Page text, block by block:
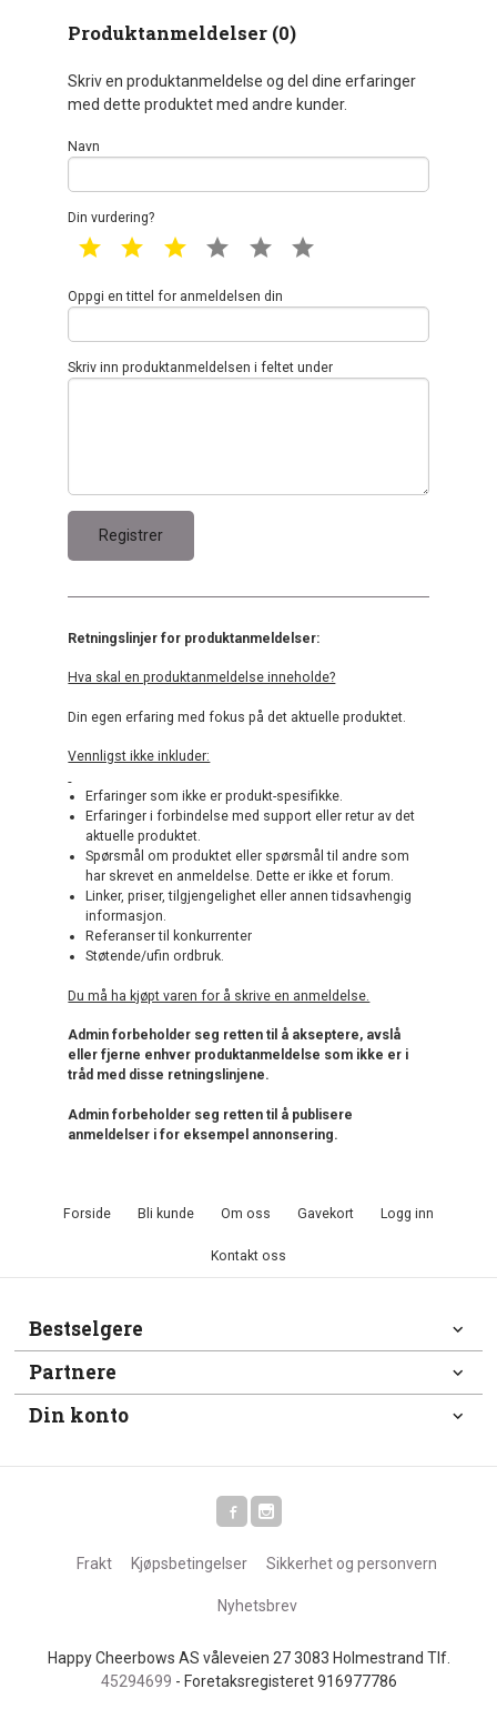
Produktanmeldelser (0)
Skriv en produktanmeldelse og del dine erfaringer
med dette produktet med andre kunder.
Navn
Din vurdering?
1 star 2 star 3 star 4 star 5 star
Oppgi en tittel for anmeldelsen din
Skriv inn produktanmeldelsen i feltet under
Retningslinjer for produktanmeldelser:
Hva skal en produktanmeldelse inneholde?
Din egen erfaring med fokus på det aktuelle produktet.
Vennligst ikke inkluder:
Erfaringer som ikke er produkt-spesifikke.
Erfaringer i forbindelse med support eller retur av det
aktuelle produktet.
Spørsmål om produktet eller spørsmål til andre som
har skrevet en anmeldelse. Dette er ikke et forum.
Linker, priser, tilgjengelighet eller annen tidsavhengig
informasjon.
Referanser til konkurrenter
Støtende/ufin ordbruk.
Du må ha kjøpt varen for å skrive en anmeldelse.
Admin forbeholder seg retten til å akseptere, avslå
eller fjerne enhver produktanmeldelse som ikke er i
tråd med disse retningslinjene.
Admin forbeholder seg retten til å publisere
anmeldelser i for eksempel annonsering.
Forside Bli kunde Om oss Gavekort Logg inn
Kontakt oss
Bestselgere
Partnere
Din konto
Frakt Kjøpsbetingelser Sikkerhet og personvern
Nyhetsbrev
Happy Cheerbows AS våleveien 27 3083 Holmestrand Tlf.
45294699 - Foretaksregisteret 916977786